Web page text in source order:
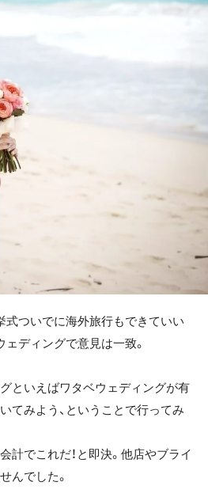
式ついでに海外旅行もできていい
ディングで意見は一致。
といえばワタベウェディングが有
てみよう、ということで行ってみ
計でこれだ！と即決。他店やブライ
んでした。